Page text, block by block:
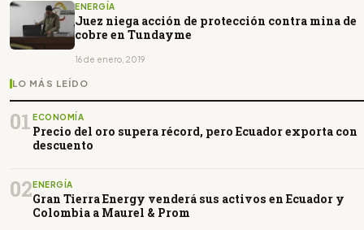
ENERGÍA
Juez niega acción de protección contra mina de
cobre en Tundayme
16 de enero, 2019
LO MÁS LEÍDO
01 ECONOMÍA
Precio del oro supera récord, pero Ecuador exporta con
descuento
02ENERGÍA
Gran Tierra Energy venderá sus activos en Ecuador y
Colombia a Maurel & Prom